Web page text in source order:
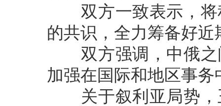
双方一致表示，将
的共识，全力筹备好
双方强调，中俄之
加强在国际和地区事
关于叙利亚局势，